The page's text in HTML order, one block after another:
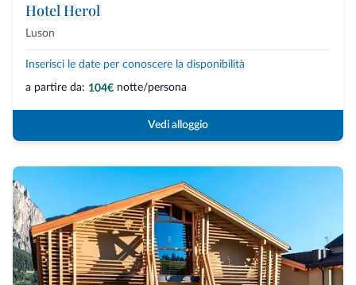
Hotel Herol
Luson
Inserisci le date per conoscere la disponibilità
a partire da: 104€ notte/persona
Vedi alloggio